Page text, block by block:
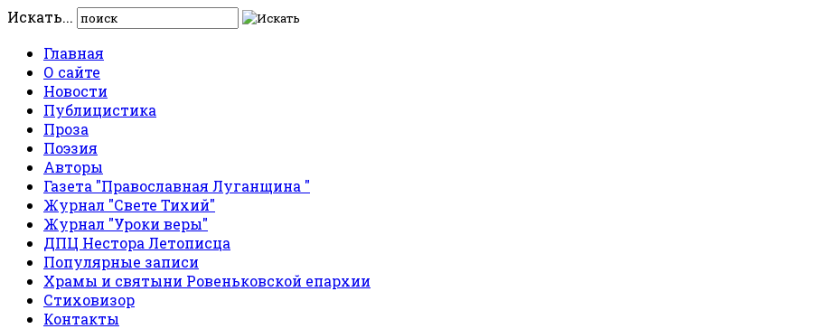
Искать...
Главная
О сайте
Новости
Публицистика
Проза
Поэзия
Авторы
Газета "Православная Луганщина "
Журнал "Свете Тихий"
Журнал "Уроки веры"
ДПЦ Нестора Летописца
Популярные записи
Храмы и святыни Ровеньковской епархии
Стиховизор
Контакты